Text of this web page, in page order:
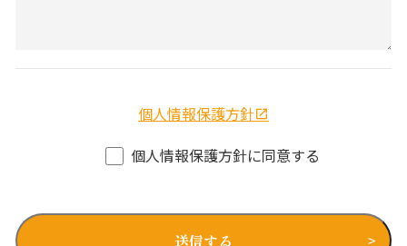
個人情報保護方針
個人情報保護方針に同意する